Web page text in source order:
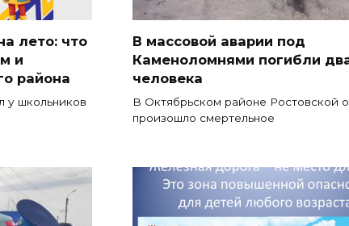
лето: что
и
района
у школьников
В массовой аварии под
Каменоломнями погибли
человека
В Октябрьском районе Ростовской
произошло смертельное